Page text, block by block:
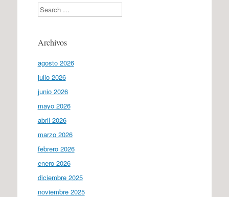
Search
Archivos
agosto 2026
julio 2026
junio 2026
mayo 2026
abril 2026
marzo 2026
febrero 2026
enero 2026
diciembre 2025
noviembre 2025